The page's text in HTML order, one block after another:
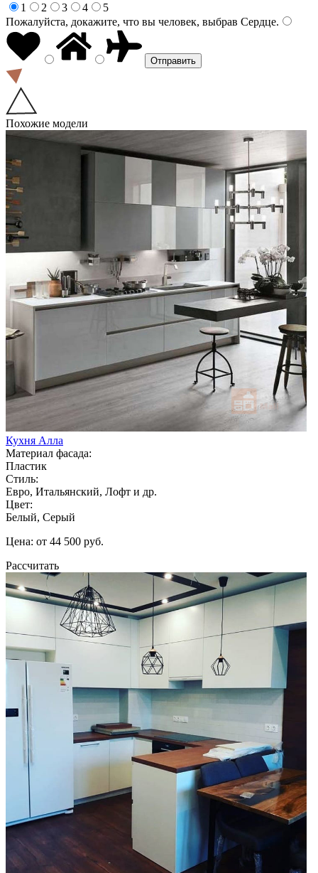
1
2 3 4
5
Пожалуйста, докажите, что вы человек, выбрав Сердце.
Похожие модели
Кухня Алла
Материал фасада:
Пластик
Стиль:
Евро, Итальянский, Лофт и др.
Цвет:
Белый, Серый
Цена: от 44 500 руб.
Рассчитать